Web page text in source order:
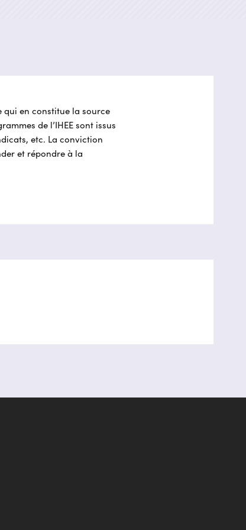
qui en constitue la source
de l’IHEE sont issus
etc. La conviction
et répondre à la